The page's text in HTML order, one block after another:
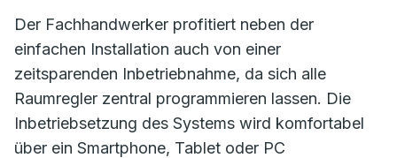
Der Fachhandwerker profitiert neben der
einfachen Installation auch von einer
zeitsparenden Inbetriebnahme, da sich alle
Raumregler zentral programmieren lassen. Die
Inbetriebsetzung des Systems wird komfortabel
über ein Smartphone, Tablet oder PC